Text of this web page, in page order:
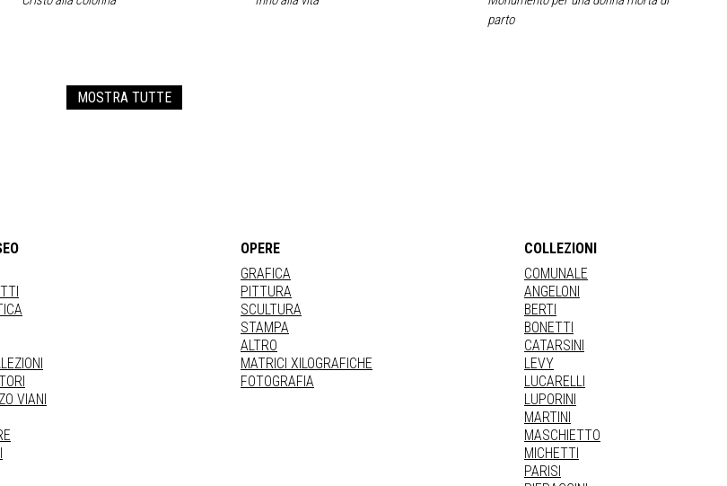
parto
MOSTRA TUTTE
VIANI
OPERE
GRAFICA
PITTURA
SCULTURA
STAMPA
ALTRO
MATRICI XILOGRAFICHE
FOTOGRAFIA
COLLEZIONI
COMUNALE
ANGELONI
BERTI
BONETTI
CATARSINI
LEVY
LUCARELLI
LUPORINI
MARTINI
MASCHIETTO
MICHETTI
PARISI